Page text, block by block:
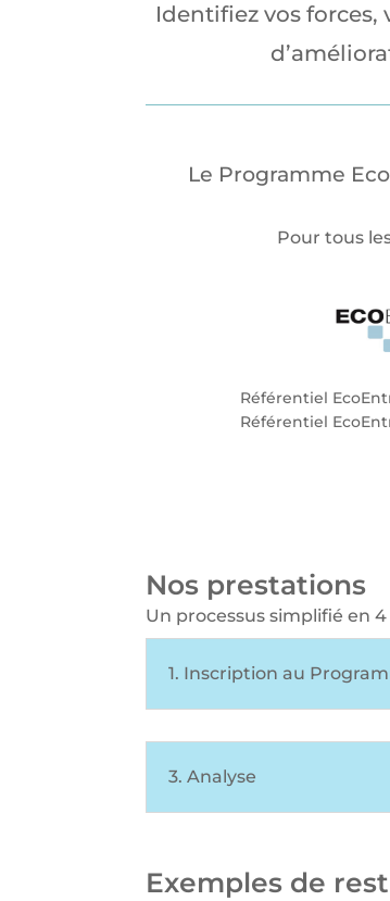
Identifiez vos forces,
Le Programme
Pour tous
Référentiel
Référentiel
Nos prestations
Un processus simplifié en
1. Inscription au
3. Analyse
Exemples de